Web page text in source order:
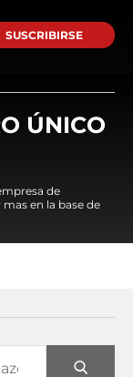
SUSCRIBIRSE
ÚNICO
de
en la base de